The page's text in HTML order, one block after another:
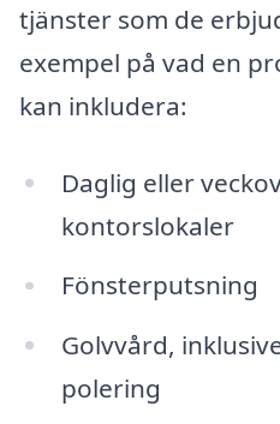
tjänster som de
exempel på vad en
kan inkludera:
Daglig eller
kontorslokaler
Fönsterputsning
Golvvård,
polering